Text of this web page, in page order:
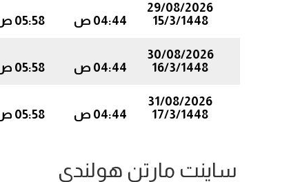
29/08/2026
15/3/1448
04:44 ص 05:58 ص
30/08/2026
16/3/1448
04:44 ص 05:58 ص
31/08/2026
17/3/1448
04:44 ص 05:58 ص
ساينت مارتن هولندي